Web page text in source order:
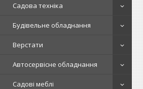
Садова техніка
Будівельне обладнання
Верстати
Автосервісне обладнання
Садові меблі